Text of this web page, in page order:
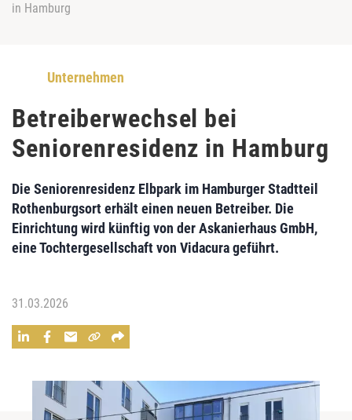
in Hamburg
Unternehmen
Betreiberwechsel bei
Seniorenresidenz in Hamburg
Die Seniorenresidenz Elbpark im Hamburger Stadtteil
Rothenburgsort erhält einen neuen Betreiber. Die
Einrichtung wird künftig von der Askanierhaus GmbH,
eine Tochtergesellschaft von Vidacura geführt.
31.03.2026